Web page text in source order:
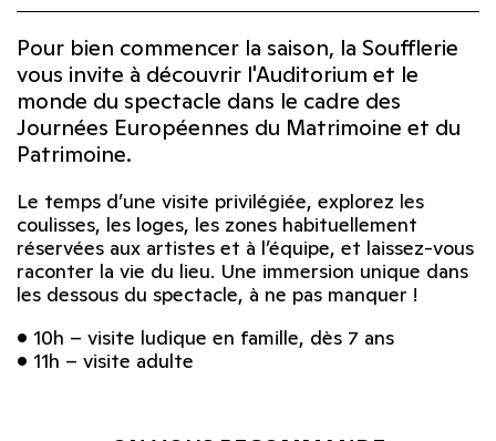
Pour bien commencer la saison, la Soufflerie
vous invite à découvrir l'Auditorium et le
monde du spectacle dans le cadre des
Journées Européennes du Matrimoine et du
Patrimoine.
Le temps d’une visite privilégiée, explorez les
coulisses, les loges, les zones habituellement
réservées aux artistes et à l’équipe, et laissez-vous
raconter la vie du lieu. Une immersion unique dans
les dessous du spectacle, à ne pas manquer !
• 10h – visite ludique en famille, dès 7 ans
• 11h – visite adulte